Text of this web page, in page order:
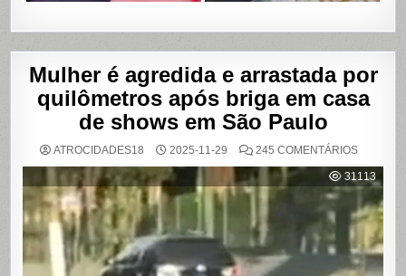
Mulher é agredida e arrastada por
quilômetros após briga em casa
de shows em São Paulo
ATROCIDADES18 2025-11-29 245 COMENTÁRIOSEM
É
E
POR
APÓS
BRIGA
EM
CASA
31113